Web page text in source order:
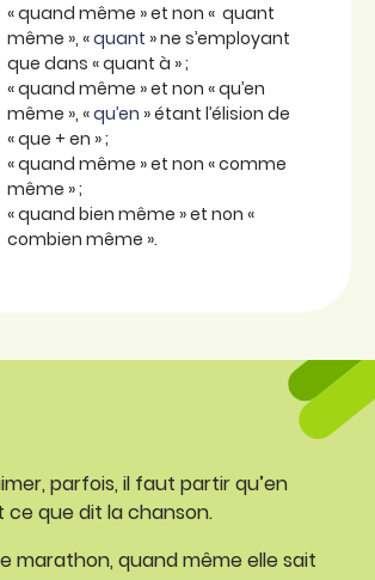
« quand même » et non « quant
même », «quant » ne s’employant
que dans « quant à » ;
« quand même » et non « qu’en
même », «qu’en » étant l’élision de
« que + en » ;
« quand même » et non « comme
même » ;
« quand bien même » et non «
combien même ».
parfois, il faut partir qu’en
ce que dit la chanson.
marathon, quand même elle sait